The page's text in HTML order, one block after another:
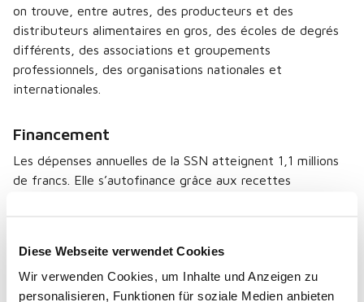
Diese Webseite verwendet Cookies
Wir verwenden Cookies, um Inhalte und Anzeigen zu
personalisieren, Funktionen für soziale Medien anbieten
on trouve, entre autres, des producteurs et des
distributeurs alimentaires en gros, des écoles de degrés
différents, des associations et groupements
professionnels, des organisations nationales et
internationales.
Financement
Les dépenses annuelles de la SSN atteignent 1,1 millions
de francs. Elle s’autofinance grâce aux recettes
prestations de service.